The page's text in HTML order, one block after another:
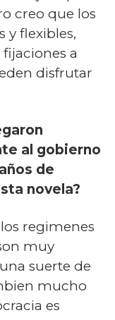
creo que los
y flexibles,
a
disfrutar
al gobierno
de
novela?
regimenes
muy
suerte de
mucho
es